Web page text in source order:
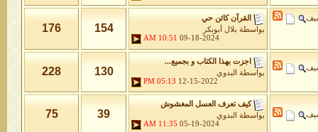
القرآن كائن حي
بواسطة بلال أبوبكر
09-18-2024
10:51 AM
154
176
اجزت بهذا الكتاب و بجميع...
بواسطة
البدوي
12-15-2022
05:13 PM
130
228
كيف تعرف العسل المغشوش
بواسطة
البدوي
05-19-2024
11:35 AM
39
75